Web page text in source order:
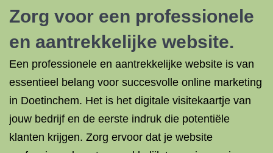
Zorg voor een professionele
en aantrekkelijke website.
Een professionele en aantrekkelijke website is van
essentieel belang voor succesvolle online marketing
in Doetinchem. Het is het digitale visitekaartje van
jouw bedrijf en de eerste indruk die potentiële
klanten krijgen. Zorg ervoor dat je website